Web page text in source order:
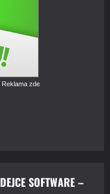
Reklama zde
SOFTWARE –